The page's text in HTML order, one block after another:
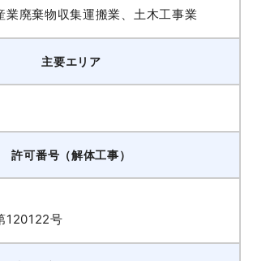
業廃棄物収集運搬業、土木工事業
主要エリア
許可番号（解体工事）
120122号